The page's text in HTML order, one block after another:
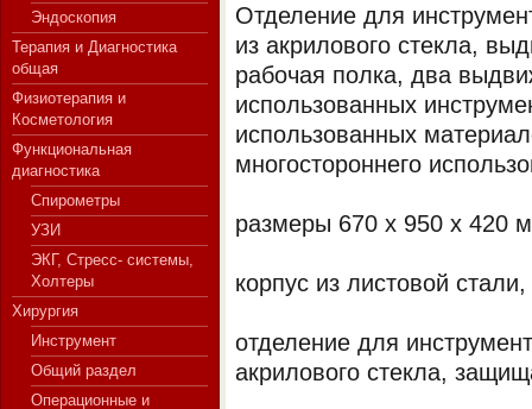
Эндоскопия
Терапия и Диагностика
общая
Физиотерапия и
Косметология
Функциональная
диагностика
Спирометры
УЗИ
ЭКГ, Стресс- системы,
Холтеры
Хирургия
Инструмент
Общий раздел
Операционные и
Отделение для
из акрилового стекла,
рабочая полка, два
использованных
использованных
многостороннего
размеры 670 х 950 х 420
корпус из листовой
отделение для
акрилового стекла,